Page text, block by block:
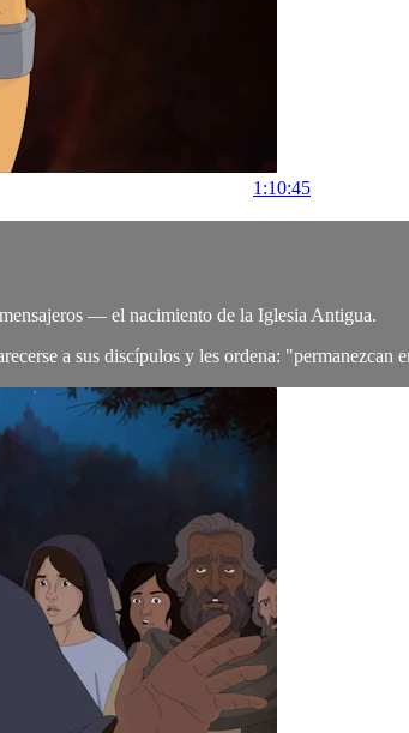
1:10:45
— el nacimiento de la Iglesia Antigua.
a sus discípulos y les ordena: "permanezcan